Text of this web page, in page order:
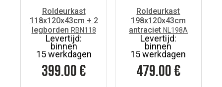
Roldeurkast
118x120x43cm + 2
legborden RBN118
Levertijd:
binnen
15 werkdagen
399.00€
Roldeurkast
198x120x43cm
antraciet NL198A
Levertijd:
binnen
15 werkdagen
479.00€